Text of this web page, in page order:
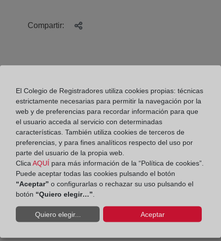
Compartir:
CÓMO PEDIR UNA NOTA SIMPLE ON LINE
El club de lectura del Colegio de Registradores.
Sesión de abril: El regreso del soldado, de Rebecca
El Colegio de Registradores utiliza cookies propias: técnicas
estrictamente necesarias para permitir la navegación por la
web y de preferencias para recordar información para que
el usuario acceda al servicio con determinadas
características. También utiliza cookies de terceros de
preferencias, y para fines analíticos respecto del uso por
parte del usuario de la propia web.
Clica AQUÍ para más información de la “Política de cookies”.
Puede aceptar todas las cookies pulsando el botón
“Aceptar” o configurarlas o rechazar su uso pulsando el
botón “Quiero elegir…”
Quiero elegir... Aceptar